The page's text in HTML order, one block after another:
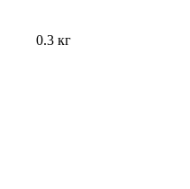
0.3 кг